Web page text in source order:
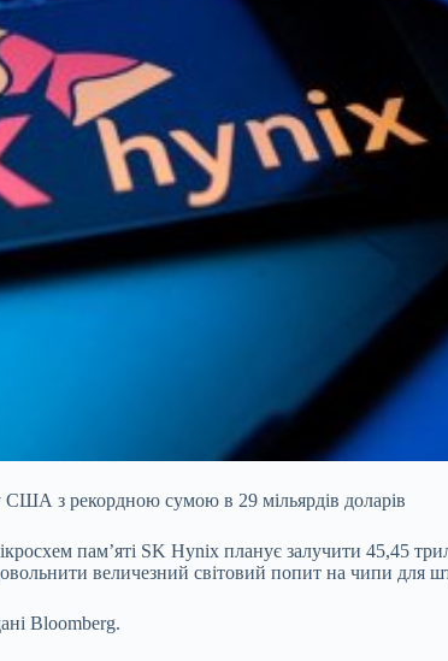
з рекордною сумою в 29 мільярдів доларів
пам’яті SK Hynix планує залучити 45,45
величезний світовий попит на чипи для
Bloomberg.